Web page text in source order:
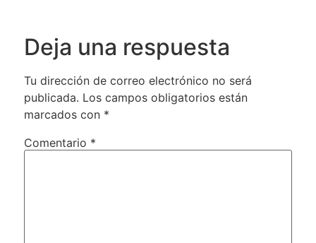
Deja una respuesta
Tu dirección de correo electrónico no será
publicada. Los campos obligatorios están
marcados con *
Comentario *